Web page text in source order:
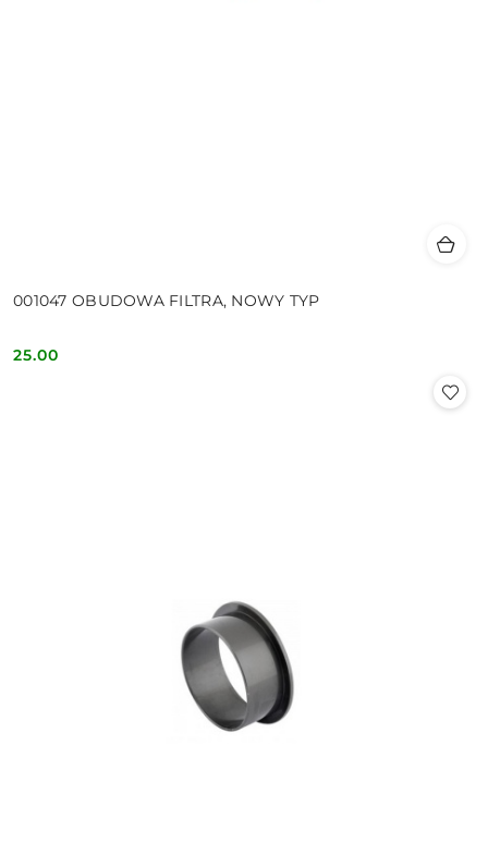
001047 OBUDOWA FILTRA, NOWY TYP
Cena:
25.00